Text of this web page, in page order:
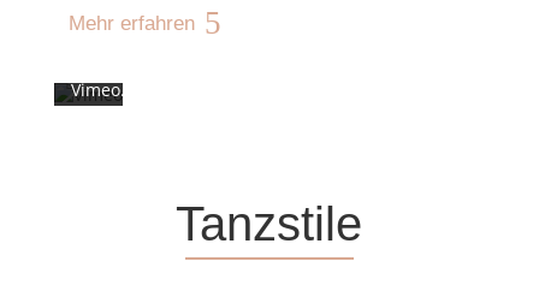
Mehr erfahren
die
Vimeo.
Mehr
Tanzstile